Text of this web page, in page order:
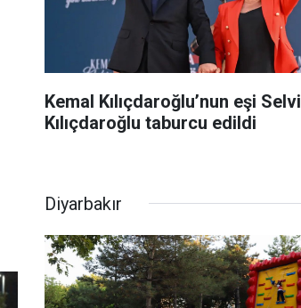
Kemal Kılıçdaroğlu’nun eşi Selvi
Kılıçdaroğlu taburcu edildi
Diyarbakır